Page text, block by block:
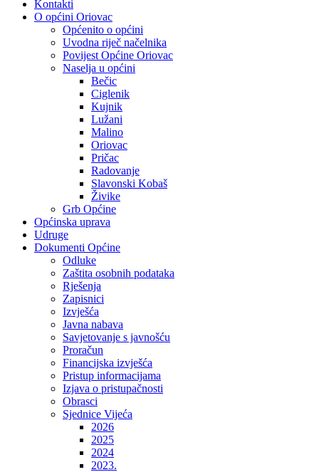
Kontakti
O općini Oriovac
Općenito o općini
Uvodna riječ načelnika
Povijest Općine Oriovac
Naselja u općini
Bečic
Ciglenik
Kujnik
Lužani
Malino
Oriovac
Pričac
Radovanje
Slavonski Kobaš
Živike
Grb Općine
Općinska uprava
Udruge
Dokumenti Općine
Odluke
Zaštita osobnih podataka
Rješenja
Zapisnici
Izvješća
Javna nabava
Savjetovanje s javnošću
Proračun
Financijska izvješća
Pristup informacijama
Izjava o pristupačnosti
Obrasci
Sjednice Vijeća
2026
2025
2024
2023.